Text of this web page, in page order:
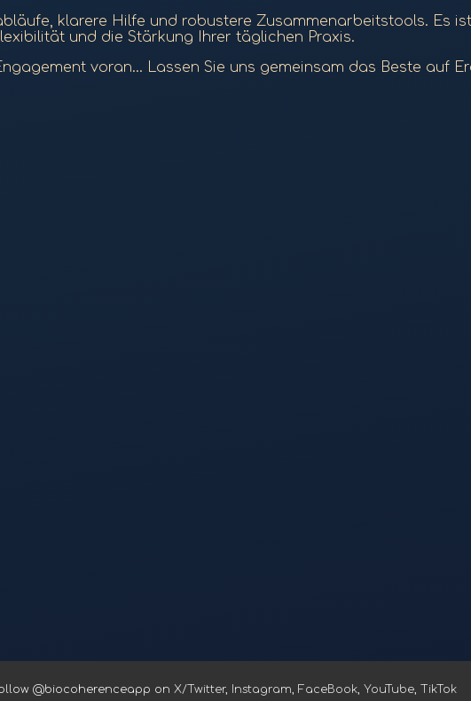
klarere Hilfe und robustere Zusammenarbeitstools. Es
und die Stärkung Ihrer täglichen Praxis.
voran... Lassen Sie uns gemeinsam das Beste auf
@biocoherenceapp on X/Twitter, Instagram FaceBook YouTube TikTok